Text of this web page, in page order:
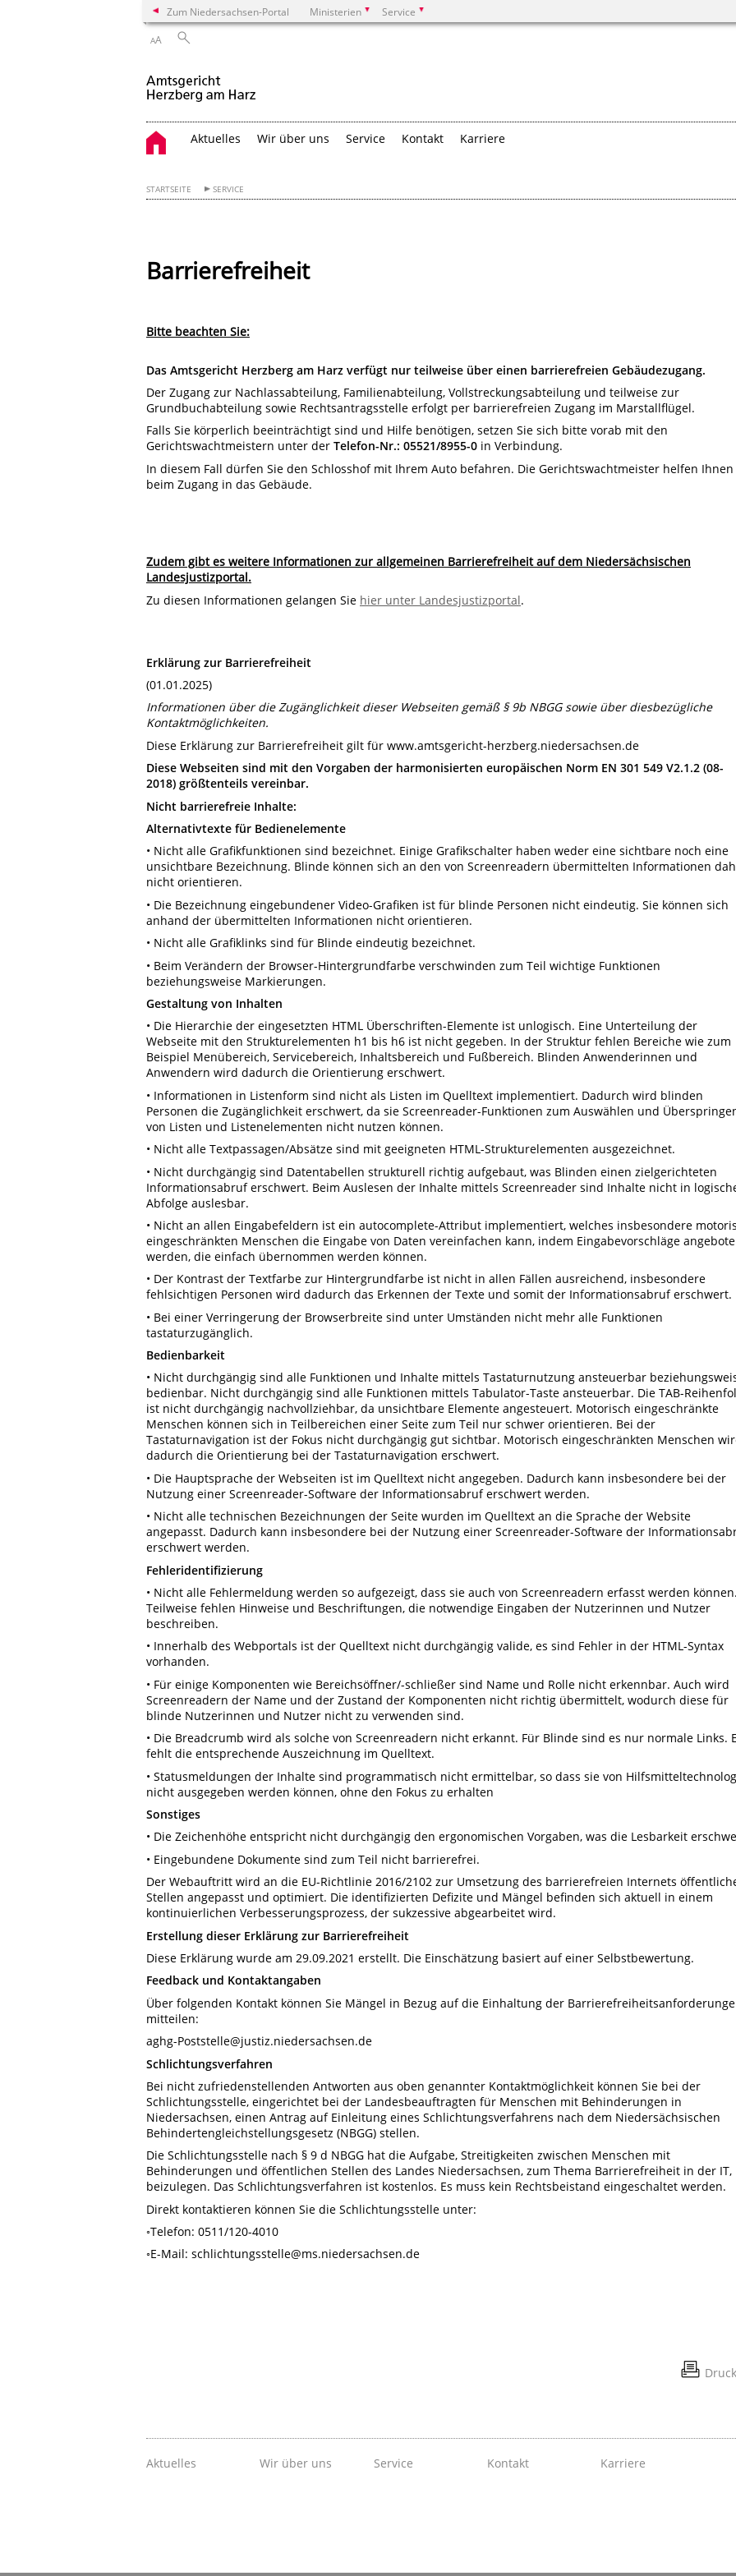
Zum Niedersachsen-Portal Ministerien Service
AA
Aktuelles Wir über uns Service Kontakt Karriere
STARTSEITE SERVICE
Barrierefreiheit
Bitte beachten Sie:
Das Amtsgericht Herzberg am Harz verfügt nur teilweise über einen barrierefreien Gebäudezugang.
Der Zugang zur Nachlassabteilung, Familienabteilung, Vollstreckungsabteilung und teilweise zur
Grundbuchabteilung sowie Rechtsantragsstelle erfolgt per barrierefreien Zugang im Marstallflügel.
Falls Sie körperlich beeinträchtigt sind und Hilfe benötigen, setzen Sie sich bitte vorab mit den
Gerichtswachtmeistern unter der Telefon-Nr.: 05521/8955-0 in Verbindung.
In diesem Fall dürfen Sie den Schlosshof mit Ihrem Auto befahren. Die Gerichtswachtmeister helfen Ihnen
beim Zugang in das Gebäude.
Zudem gibt es weitere Informationen zur allgemeinen Barrierefreiheit auf dem Niedersächsischen
Landesjustizportal.
Zu diesen Informationen gelangen Sie hier unter Landesjustizportal.
Erklärung zur Barrierefreiheit
(01.01.2025)
Informationen über die Zugänglichkeit dieser Webseiten gemäß § 9b NBGG sowie über diesbezügliche
Kontaktmöglichkeiten.
Diese Erklärung zur Barrierefreiheit gilt für www.amtsgericht-herzberg.niedersachsen.de
Diese Webseiten sind mit den Vorgaben der harmonisierten europäischen Norm EN 301 549 V2.1.2 (08-
2018) größtenteils vereinbar.
Nicht barrierefreie Inhalte:
Alternativtexte für Bedienelemente
• Nicht alle Grafikfunktionen sind bezeichnet. Einige Grafikschalter haben weder eine sichtbare noch eine
unsichtbare Bezeichnung. Blinde können sich an den von Screenreadern übermittelten Informationen
nicht orientieren.
• Die Bezeichnung eingebundener Video-Grafiken ist für blinde Personen nicht eindeutig. Sie können sich
anhand der übermittelten Informationen nicht orientieren.
• Nicht alle Grafiklinks sind für Blinde eindeutig bezeichnet.
• Beim Verändern der Browser-Hintergrundfarbe verschwinden zum Teil wichtige Funktionen
beziehungsweise Markierungen.
Gestaltung von Inhalten
• Die Hierarchie der eingesetzten HTML Überschriften-Elemente ist unlogisch. Eine Unterteilung der
Webseite mit den Strukturelementen h1 bis h6 ist nicht gegeben. In der Struktur fehlen Bereiche wie zum
Beispiel Menübereich, Servicebereich, Inhaltsbereich und Fußbereich. Blinden Anwenderinnen und
Anwendern wird dadurch die Orientierung erschwert.
• Informationen in Listenform sind nicht als Listen im Quelltext implementiert. Dadurch wird blinden
Personen die Zugänglichkeit erschwert, da sie Screenreader-Funktionen zum Auswählen und
von Listen und Listenelementen nicht nutzen können.
• Nicht alle Textpassagen/Absätze sind mit geeigneten HTML-Strukturelementen ausgezeichnet.
• Nicht durchgängig sind Datentabellen strukturell richtig aufgebaut, was Blinden einen zielgerichteten
Informationsabruf erschwert. Beim Auslesen der Inhalte mittels Screenreader sind Inhalte nicht in
Abfolge auslesbar.
• Nicht an allen Eingabefeldern ist ein autocomplete-Attribut implementiert, welches insbesondere
eingeschränkten Menschen die Eingabe von Daten vereinfachen kann, indem Eingabevorschläge
werden, die einfach übernommen werden können.
• Der Kontrast der Textfarbe zur Hintergrundfarbe ist nicht in allen Fällen ausreichend, insbesondere
fehlsichtigen Personen wird dadurch das Erkennen der Texte und somit der Informationsabruf erschwert.
• Bei einer Verringerung der Browserbreite sind unter Umständen nicht mehr alle Funktionen
tastaturzugänglich.
Bedienbarkeit
• Nicht durchgängig sind alle Funktionen und Inhalte mittels Tastaturnutzung ansteuerbar
bedienbar. Nicht durchgängig sind alle Funktionen mittels Tabulator-Taste ansteuerbar. Die TAB-
ist nicht durchgängig nachvollziehbar, da unsichtbare Elemente angesteuert. Motorisch eingeschränkte
Menschen können sich in Teilbereichen einer Seite zum Teil nur schwer orientieren. Bei der
Tastaturnavigation ist der Fokus nicht durchgängig gut sichtbar. Motorisch eingeschränkten Menschen
dadurch die Orientierung bei der Tastaturnavigation erschwert.
• Die Hauptsprache der Webseiten ist im Quelltext nicht angegeben. Dadurch kann insbesondere bei der
Nutzung einer Screenreader-Software der Informationsabruf erschwert werden.
• Nicht alle technischen Bezeichnungen der Seite wurden im Quelltext an die Sprache der Website
angepasst. Dadurch kann insbesondere bei der Nutzung einer Screenreader-Software der
erschwert werden.
Fehleridentifizierung
• Nicht alle Fehlermeldung werden so aufgezeigt, dass sie auch von Screenreadern erfasst werden
Teilweise fehlen Hinweise und Beschriftungen, die notwendige Eingaben der Nutzerinnen und Nutzer
beschreiben.
• Innerhalb des Webportals ist der Quelltext nicht durchgängig valide, es sind Fehler in der HTML-Syntax
vorhanden.
• Für einige Komponenten wie Bereichsöffner/-schließer sind Name und Rolle nicht erkennbar. Auch wird
Screenreadern der Name und der Zustand der Komponenten nicht richtig übermittelt, wodurch diese für
blinde Nutzerinnen und Nutzer nicht zu verwenden sind.
• Die Breadcrumb wird als solche von Screenreadern nicht erkannt. Für Blinde sind es nur normale Links.
fehlt die entsprechende Auszeichnung im Quelltext.
• Statusmeldungen der Inhalte sind programmatisch nicht ermittelbar, so dass sie von
nicht ausgegeben werden können, ohne den Fokus zu erhalten
Sonstiges
• Die Zeichenhöhe entspricht nicht durchgängig den ergonomischen Vorgaben, was die Lesbarkeit
• Eingebundene Dokumente sind zum Teil nicht barrierefrei.
Der Webauftritt wird an die EU-Richtlinie 2016/2102 zur Umsetzung des barrierefreien Internets
Stellen angepasst und optimiert. Die identifizierten Defizite und Mängel befinden sich aktuell in einem
kontinuierlichen Verbesserungsprozess, der sukzessive abgearbeitet wird.
Erstellung dieser Erklärung zur Barrierefreiheit
Diese Erklärung wurde am 29.09.2021 erstellt. Die Einschätzung basiert auf einer Selbstbewertung.
Feedback und Kontaktangaben
Über folgenden Kontakt können Sie Mängel in Bezug auf die Einhaltung der
mitteilen:
aghg-Poststelle@justiz.niedersachsen.de
Schlichtungsverfahren
Bei nicht zufriedenstellenden Antworten aus oben genannter Kontaktmöglichkeit können Sie bei der
Schlichtungsstelle, eingerichtet bei der Landesbeauftragten für Menschen mit Behinderungen in
Niedersachsen, einen Antrag auf Einleitung eines Schlichtungsverfahrens nach dem Niedersächsischen
Behindertengleichstellungsgesetz (NBGG) stellen.
Die Schlichtungsstelle nach § 9 d NBGG hat die Aufgabe, Streitigkeiten zwischen Menschen mit
Behinderungen und öffentlichen Stellen des Landes Niedersachsen, zum Thema Barrierefreiheit in der IT,
beizulegen. Das Schlichtungsverfahren ist kostenlos. Es muss kein Rechtsbeistand eingeschaltet werden.
Direkt kontaktieren können Sie die Schlichtungsstelle unter:
◦Telefon: 0511/120-4010
◦E-Mail: schlichtungsstelle@ms.niedersachsen.de
Aktuelles Wir über uns Service Kontakt Karriere